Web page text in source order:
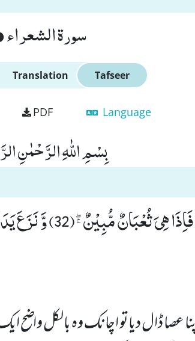
سورة الشعراء
Translation Tafseer
PDF Language
بِسْمِ اللّٰهِ الرَّحْمٰنِ
وَّ نَزَعَ یَدَهٗ فَاِذَا هِیَ بَیْضَآءُ لِلنّٰظِرِیْنَ۠ (33)
عصا ڈال دیاتو اچانک وہ بالکل واضح